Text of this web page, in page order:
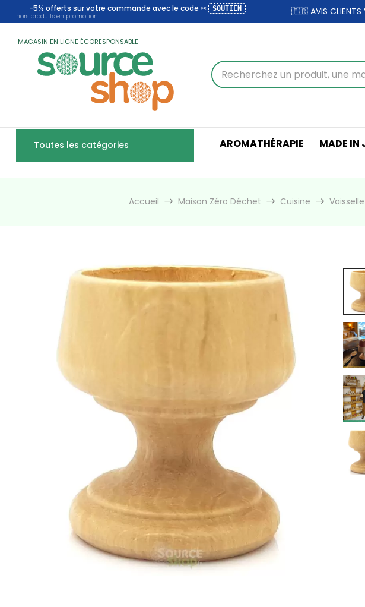
-5% offerts sur votre commande avec le code ✂ SOUTIEN
hors produits en promotion 🇫🇷 AVIS CLIENTS
MAGASIN EN LIGNE ÉCORESPONSABLE
Toutes les catégories AROMATHÉRAPIE MADE IN
Accueil Maison Zéro Déchet Cuisine